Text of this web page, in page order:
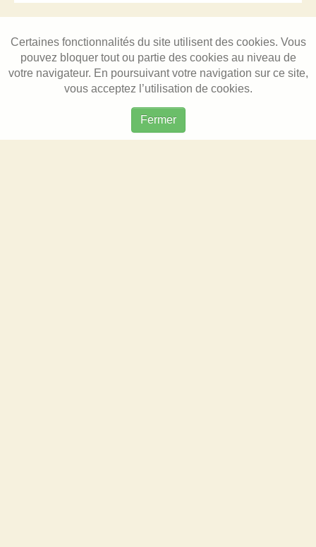
Certaines fonctionnalités du site utilisent des cookies. Vous
pouvez bloquer tout ou partie des cookies au niveau de
votre navigateur. En poursuivant votre navigation sur ce site,
vous acceptez l’utilisation de cookies.
Fermer